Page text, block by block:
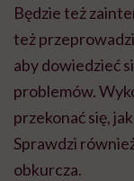
Będzie też
też
aby dowiedzieć
problemów.
przekonać się,
Sprawdzi
obkurcza.